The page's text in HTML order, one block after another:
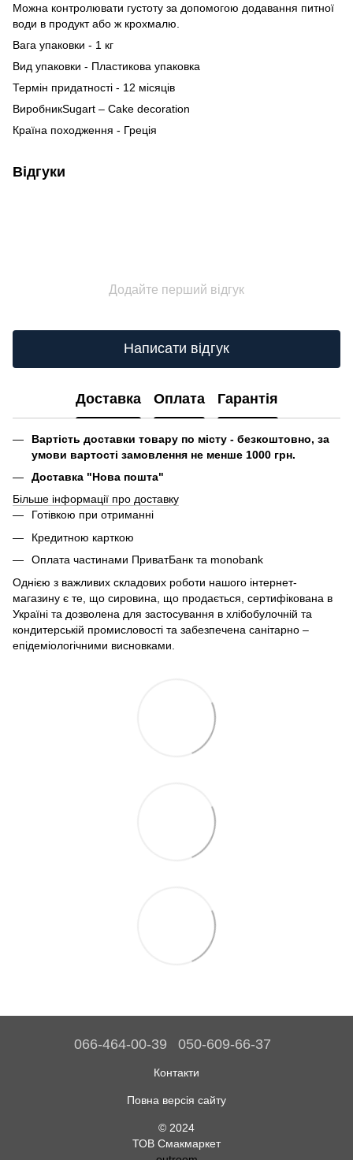
Можна контролювати густоту за допомогою додавання питної
води в продукт або ж крохмалю.
Вага упаковки - 1 кг
Вид упаковки - Пластикова упаковка
Термін придатності - 12 місяців
ВиробникSugart – Cake decoration
Країна походження - Греція
Відгуки
Додайте перший відгук
Написати відгук
Доставка Оплата Гарантія
Вартість доставки товару по місту - безкоштовно, за
умови вартості замовлення не менше 1000 грн.
Доставка "Нова пошта"
Більше інформації про доставку
Готівкою при отриманні
Кредитною карткою
Оплата частинами ПриватБанк та monobank
Однією з важливих складових роботи нашого інтернет-
магазину є те, що сировина, що продається, сертифікована в
Україні та дозволена для застосування в хлібобулочній та
кондитерській промисловості та забезпечена санітарно –
епідеміологічними висновками.
066-464-00-39 050-609-66-37
Контакти
Повна версія сайту
© 2024
ТОВ Смакмаркет